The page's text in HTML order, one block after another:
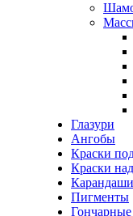
Глазури
Ангобы
Краски
Краски
Пигменты
Гончарные